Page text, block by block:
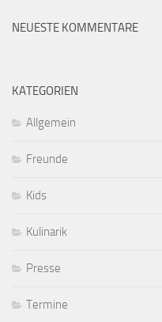
NEUESTE KOMMENTARE
KATEGORIEN
Allgemein
Freunde
Kids
Kulinarik
Presse
Termine